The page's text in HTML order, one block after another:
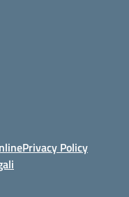
Privacy Policy